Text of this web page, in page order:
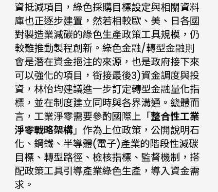
資抵減項目，綠色採購目標設定與相關資料
庫也正逐步建置，然若相較歐、美、日各國
對製造業減碳的綠色生產政策工具規模，仍
較難推動製程創新。綠色金融/轉型金融則
會是潛在資金挹注的來源，也是政府接下來
可以強化的項目，銜接最後3)資金調度與投
資，林怡均建議進一步訂定轉型金融量化指
標，並在制度建立同時與各界溝通。總體而
言，工業淨零需要參酌國際上「整合性工業
淨零戰略架構」作為上位政策，公開說明石
化、鋼鐵、半導體(電子)產業的階段性減碳
目標、轉型路徑、檢核指標、監督機制，搭
配政策工具引導產業綠色生產，導入資金需
求。